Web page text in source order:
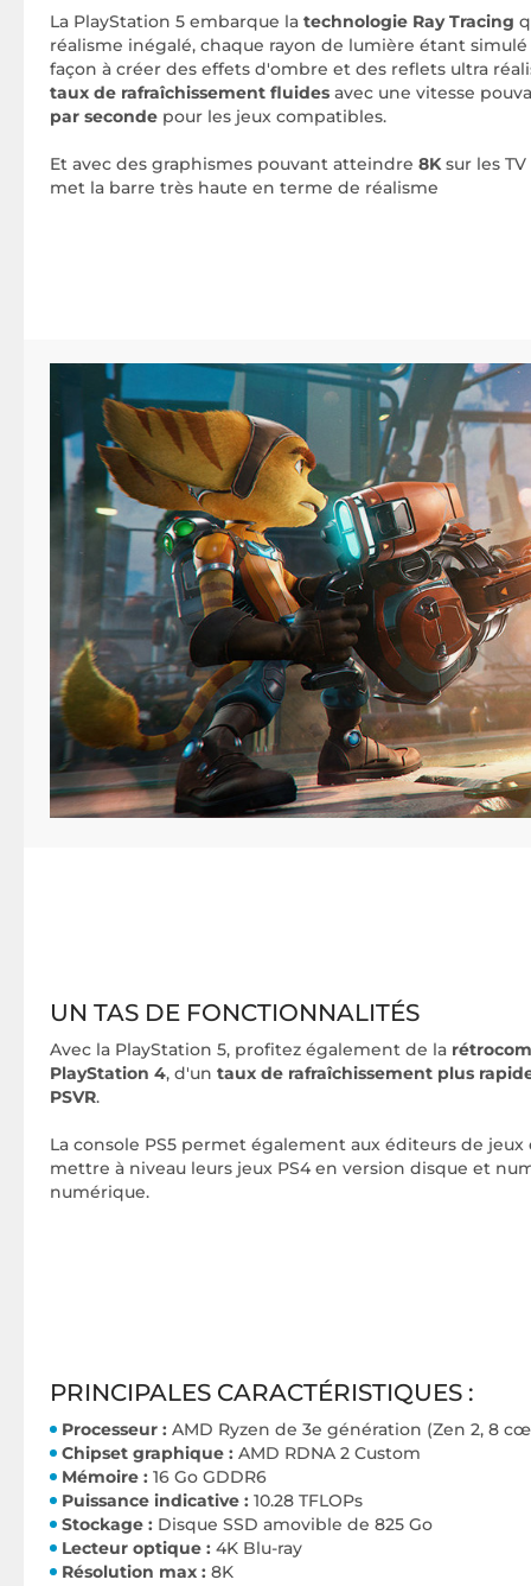
La PlayStation 5 embarque la technologie Ray Tracing
réalisme inégalé, chaque rayon de lumière étant
façon à créer des effets d'ombre et des reflets ultra
taux de rafraîchissement fluides avec une vitesse
par seconde pour les jeux compatibles.
Et avec des graphismes pouvant atteindre 8Ksur les
met la barre très haute en terme de réalisme
UN TAS DE FONCTIONNALITÉS
Avec la PlayStation 5, profitez également de la
PlayStation 4, d'un taux de rafraîchissement plus
PSVR.
La console PS5 permet également aux éditeurs de jeux
mettre à niveau leurs jeux PS4 en version disque et
numérique.
PRINCIPALES CARACTÉRISTIQUES :
Processeur : AMD Ryzen de 3e génération (Zen 2, 8
Chipset graphique : AMD RDNA 2 Custom
Mémoire : 16 Go GDDR6
Puissance indicative : 10.28 TFLOPs
Stockage : Disque SSD amovible de 825 Go
Lecteur optique : 4K Blu-ray
Résolution max : 8K